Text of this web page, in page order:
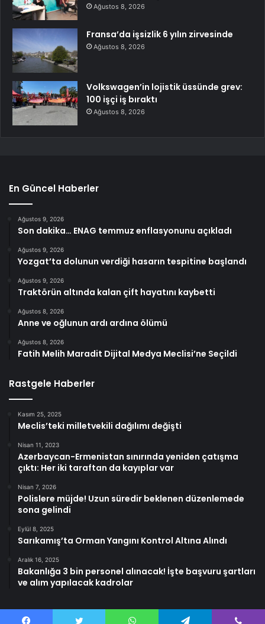
Ağustos 8, 2026
Fransa’da işsizlik 6 yılın zirvesinde
Ağustos 8, 2026
Volkswagen’in lojistik üssünde grev:
100 işçi iş bıraktı
Ağustos 8, 2026
En Güncel Haberler
Ağustos 9, 2026
Son dakika… ENAG temmuz enflasyonunu açıkladı
Ağustos 9, 2026
Yozgat’ta dolunun verdiği hasarın tespitine başlandı
Ağustos 9, 2026
Traktörün altında kalan çift hayatını kaybetti
Ağustos 8, 2026
Anne ve oğlunun ardı ardına ölümü
Ağustos 8, 2026
Fatih Melih Maradit Dijital Medya Meclisi’ne Seçildi
Rastgele Haberler
Kasım 25, 2025
Meclis’teki milletvekili dağılımı değişti
Nisan 11, 2023
Azerbaycan-Ermenistan sınırında yeniden çatışma
çıktı: Her iki taraftan da kayıplar var
Nisan 7, 2026
Polislere müjde! Uzun süredir beklenen düzenlemede
sona gelindi
Eylül 8, 2025
Sarıkamış’ta Orman Yangını Kontrol Altına Alındı
Aralık 16, 2025
Bakanlığa 3 bin personel alınacak! İşte başvuru şartları
ve alım yapılacak kadrolar